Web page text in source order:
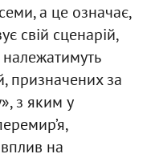
а це означає,
свій сценарій,
належатимуть
призначених за
з яким у
на